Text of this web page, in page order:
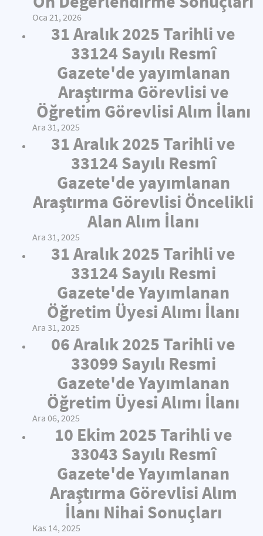
Oca 21, 2026
31 Aralık 2025 Tarihli ve
33124 Sayılı Resmî
Gazete'de yayımlanan
Araştırma Görevlisi ve
Öğretim Görevlisi Alım İlanı
Ara 31, 2025
31 Aralık 2025 Tarihli ve
33124 Sayılı Resmî
Gazete'de yayımlanan
Araştırma Görevlisi Öncelikli
Alan Alım İlanı
Ara 31, 2025
31 Aralık 2025 Tarihli ve
33124 Sayılı Resmi
Gazete'de Yayımlanan
Öğretim Üyesi Alımı İlanı
Ara 31, 2025
06 Aralık 2025 Tarihli ve
33099 Sayılı Resmi
Gazete'de Yayımlanan
Öğretim Üyesi Alımı İlanı
Ara 06, 2025
10 Ekim 2025 Tarihli ve
33043 Sayılı Resmî
Gazete'de Yayımlanan
Araştırma Görevlisi Alım
İlanı Nihai Sonuçları
Kas 14, 2025